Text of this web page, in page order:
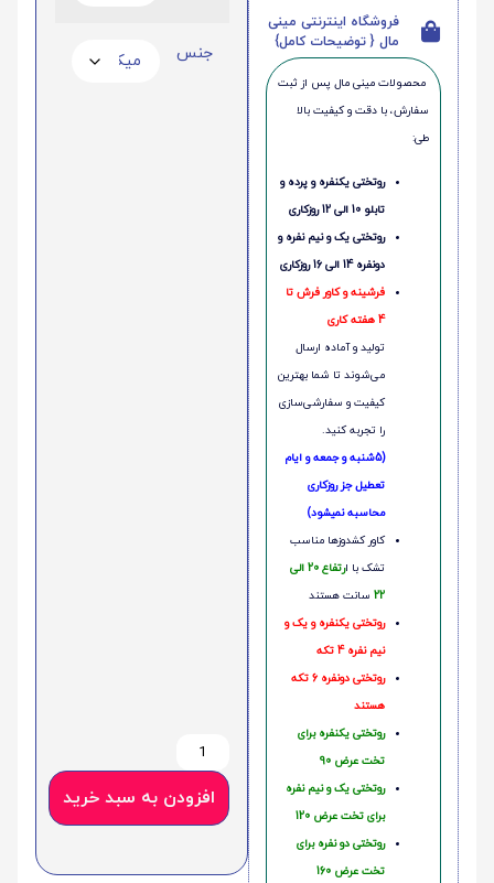
فروشگاه اینترنتی مینی
مال { توضیحات کامل}
محصولات مینی‌ مال پس از ثبت
سفارش، با دقت و کیفیت بالا
طی:
روتختی یکنفره و پرده و
تابلو 10 الی 12 روزکاری
روتختی یک و نیم نفره و
دونفره 14 الی 16 روزکاری
فرشینه و کاور فرش تا
4 هفته کاری
تولید و آماده ارسال
می‌شوند تا شما بهترین
کیفیت و سفارشی‌سازی
را تجربه کنید.
(5شنبه و جمعه و ایام
تعطیل جز روزکاری
محاسبه نمیشود)
کاور کشدوزها مناسب
تشک با ا
رتفاع 20 الی
22 سانت هستند
روتختی یکنفره و یک و
نیم نفره 4 تکه
روتختی دونفره 6 تکه
هستند
روتختی یکنفره برای
تخت عرض 90
روتختی یک و نیم نفره
برای تخت عرض 120
روتختی دو نفره برای
تخت عرض 160
جنس
افزودن به سبد خرید